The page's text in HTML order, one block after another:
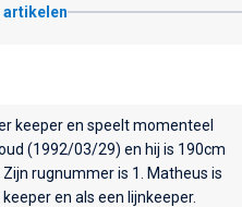
artikelen
keeper en speelt momenteel
(1992/03/29) en hij is 190cm
rugnummer is 1. Matheus is
en als een lijnkeeper.